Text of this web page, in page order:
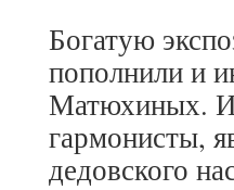
Богатую
пополнили и
Матюхиных.
гармонисты,
дедовского